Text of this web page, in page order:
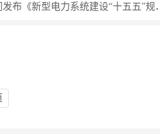
《新型电力系统建设“十五五”规划》